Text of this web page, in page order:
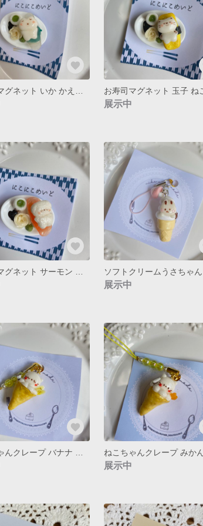
展示中
展示中
展示中